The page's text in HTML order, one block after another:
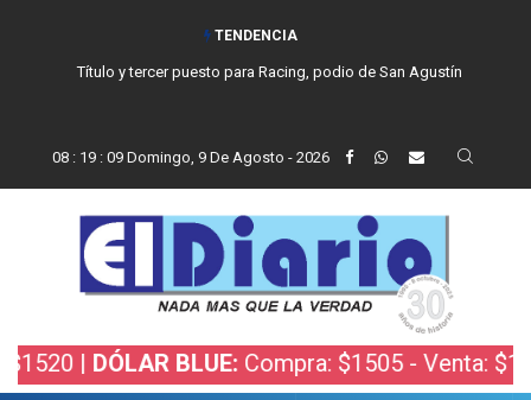
TENDENCIA
San Cayetano, el trabajo y una nueva etapa para la comunidad católica
08 : 19 : 10 Domingo, 9 De Agosto - 2026
DÓLAR BLUE:Compra: $1505 - Venta: $1525 |